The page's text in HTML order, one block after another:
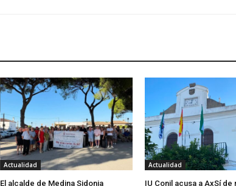
Actualidad
El alcalde de Medina Sidonia
Actualidad
IU Conil acusa a AxSí de